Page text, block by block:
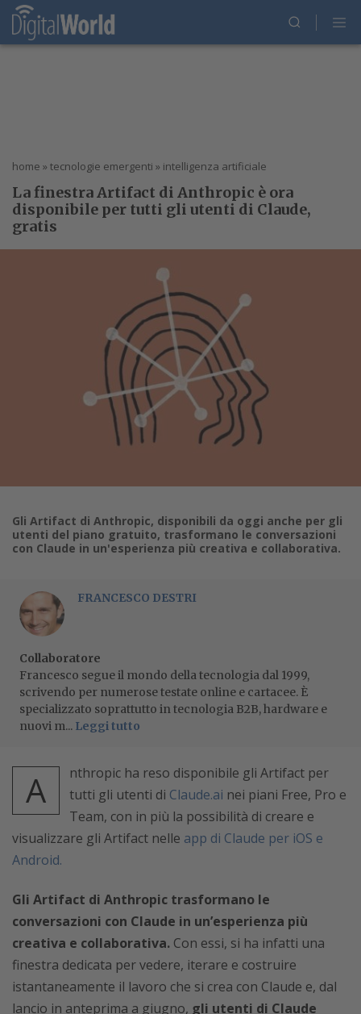
home » tecnologie emergenti » intelligenza artificiale
La finestra Artifact di Anthropic è ora
disponibile per tutti gli utenti di Claude,
gratis
Gli Artifact di Anthropic, disponibili da oggi anche per gli
utenti del piano gratuito, trasformano le conversazioni
con Claude in un'esperienza più creativa e collaborativa.
FRANCESCO DESTRI
Collaboratore
Francesco segue il mondo della tecnologia dal 1999,
scrivendo per numerose testate online e cartacee. È
specializzato soprattutto in tecnologia B2B, hardware e
nuovi m... Leggi tutto
A
nthropic ha reso disponibile gli Artifact per
tutti gli utenti di Claude.ai nei piani Free, Pro e
Team, con in più la possibilità di creare e
visualizzare gli Artifact nelle app di Claude per iOS e
Android.
Gli Artifact di Anthropic trasformano le
conversazioni con Claude in un’esperienza più
creativa e collaborativa. Con essi, si ha infatti una
finestra dedicata per vedere, iterare e costruire
istantaneamente il lavoro che si crea con Claude e, dal
lancio in anteprima a giugno, gli utenti di Claude